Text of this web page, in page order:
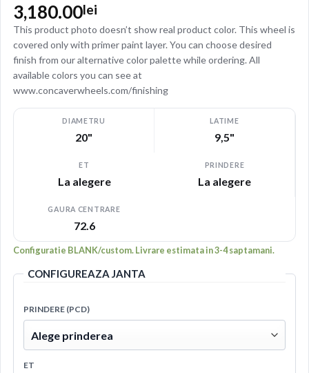
3,180.00lei
This product photo doesn’t show real product color. This wheel is
covered only with primer paint layer. You can choose desired
finish from our alternative color palette while ordering. All
available colors you can see at
www.concaverwheels.com/finishing
DIAMETRU
20"
LATIME
9,5"
ET
La alegere
PRINDERE
La alegere
GAURA CENTRARE
72.6
Configuratie BLANK/custom. Livrare estimata in 3-4 saptamani.
CONFIGUREAZA JANTA
PRINDERE (PCD)
ET